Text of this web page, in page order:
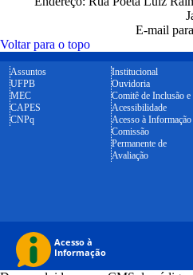
E-mail
Voltar para o topo
Assuntos
UFPB
MEC
CAPES
CNPq
Institucional
Ouvidoria
Comitê de Inclusão e
Acessibilidade
Acesso à Informação
Comissão
Permanente de
Avaliação